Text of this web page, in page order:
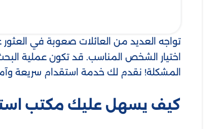
تواجه العديد من العائلات صعوبة في
اختيار الشخص المناسب. قد تكون عملية
المشكلة! نقدم لك خدمة استقدام سريعة
كيف يسهل عليك مكتب